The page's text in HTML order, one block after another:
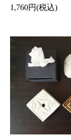
1,760円(税込)